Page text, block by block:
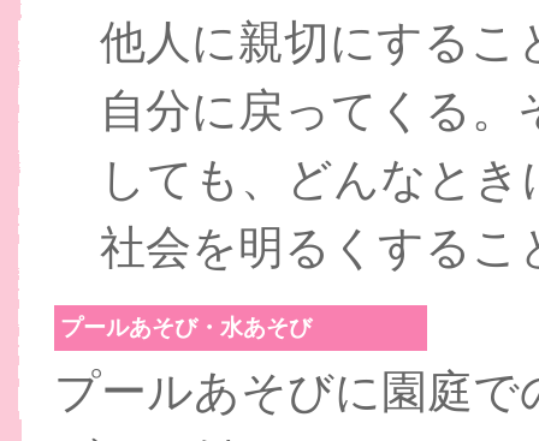
他人に親切にするこ
自分に戻ってくる。
しても、どんなとき
社会を明るくするこ
プールあそび・水あそび
プールあそびに園庭